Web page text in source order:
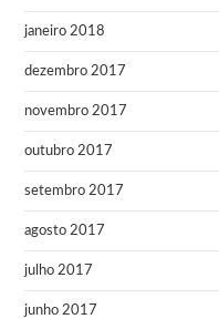
janeiro 2018
dezembro 2017
novembro 2017
outubro 2017
setembro 2017
agosto 2017
julho 2017
junho 2017